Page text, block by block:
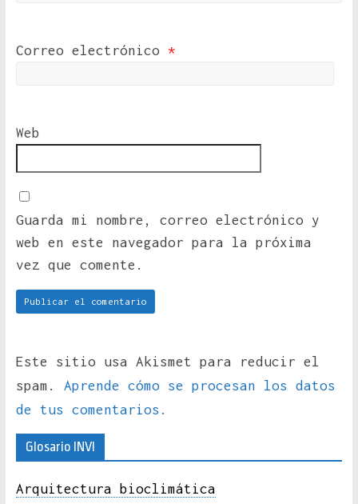
Correo electrónico *
Web
Guarda mi nombre, correo electrónico y
web en este navegador para la próxima
vez que comente.
Este sitio usa Akismet para reducir el
spam. Aprende cómo se procesan los datos
de tus comentarios.
Glosario INVI
Arquitectura bioclimática